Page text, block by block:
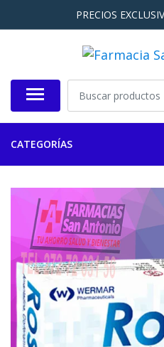
PRECIOS
CATEGORÍAS